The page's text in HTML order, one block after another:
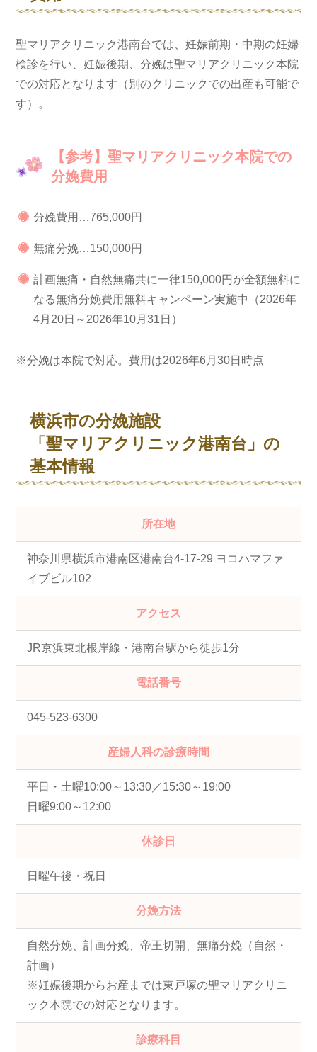
聖マリアクリニック港南台では、妊娠前期・中期の妊婦
検診を行い、妊娠後期、分娩は聖マリアクリニック本院
での対応となります（別のクリニックでの出産も可能で
す）。
【参考】聖マリアクリニック本院での
分娩費用
分娩費用 …765,000円
無痛分娩…150,000円
計画無痛・自然無痛共に一律150,000円が全額無料に
なる無痛分娩費用無料キャンペーン実施中（2026年
4月20日～2026年10月31日）
※分娩は本院で対応。費用は2026年6月30日時点
横浜市の分娩施設
「聖マリアクリニック港南台」の
基本情報
所在地
神奈川県横浜市港南区港南台4-17-29 ヨコハマファ
イブビル102
アクセス
JR京浜東北根岸線・港南台駅から徒歩1分
電話番号
045-523-6300
産婦人科の診療時間
平日・土曜10:00～13:30／15:30～19:00
日曜9:00～12:00
休診日
日曜午後・祝日
分娩方法
自然分娩、計画分娩、帝王切開、無痛分娩（自然・
計画）
※妊娠後期からお産までは東戸塚の聖マリアクリニ
ック本院での対応となります。
診療科目